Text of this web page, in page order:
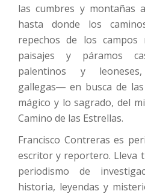
las cumbres y montañas
hasta donde los
repechos de los
paisajes y páramos
palentinos y
gallegas― en busca de
mágico y lo sagrado, del
Camino de las Estrellas.
Francisco Contreras es
escritor y reportero. Lleva
periodismo de
historia, leyendas y